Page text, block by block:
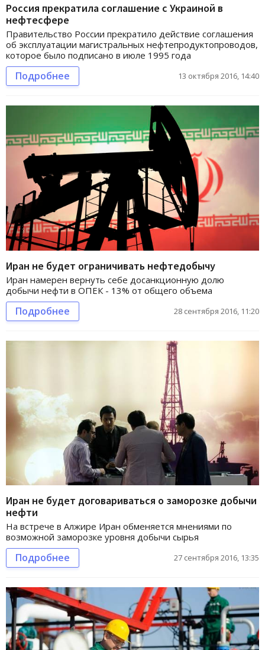
Россия прекратила соглашение с Украиной в
нефтесфере
Правительство России прекратило действие соглашения
об эксплуатации магистральных нефтепродуктопроводов,
которое было подписано в июле 1995 года
Подробнее 13 октября 2016, 14:40
Иран не будет ограничивать нефтедобычу
Иран намерен вернуть себе досанкционную долю
добычи нефти в ОПЕК - 13% от общего объема
Подробнее 28 сентября 2016, 11:20
Иран не будет договариваться о заморозке добычи
нефти
На встрече в Алжире Иран обменяется мнениями по
возможной заморозке уровня добычи сырья
Подробнее 27 сентября 2016, 13:35